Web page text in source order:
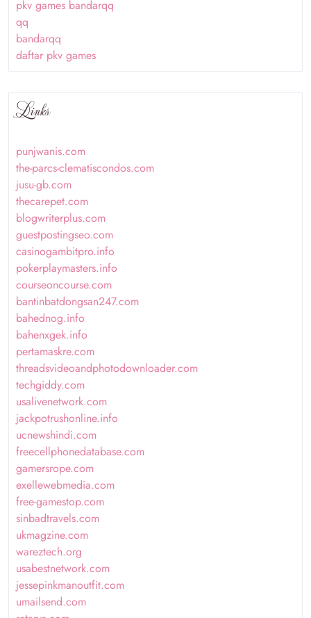
pkv games bandarqq
qq
bandarqq
daftar pkv games
Links
punjwanis.com
the-parcs-clematiscondos.com
jusu-gb.com
thecarepet.com
blogwriterplus.com
guestpostingseo.com
casinogambitpro.info
pokerplaymasters.info
courseoncourse.com
bantinbatdongsan247.com
bahednog.info
bahenxgek.info
pertamaskre.com
threadsvideoandphotodownloader.com
techgiddy.com
usalivenetwork.com
jackpotrushonline.info
ucnewshindi.com
freecellphonedatabase.com
gamersrope.com
exellewebmedia.com
free-gamestop.com
sinbadtravels.com
ukmagzine.com
wareztech.org
usabestnetwork.com
jessepinkmanoutfit.com
umailsend.com